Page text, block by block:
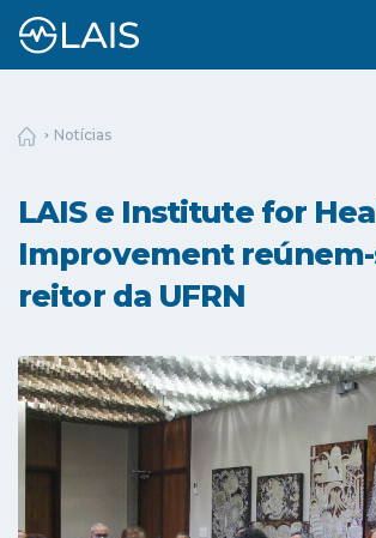
Notícias
LAIS e Institute for
Improvement
reitor da UFRN